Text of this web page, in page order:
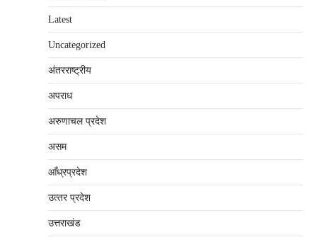
Latest
Uncategorized
अंतरराष्‍ट्रीय
अपराध
अरुणाचल प्रदेश
असम
आँध्रप्रदेश
उत्‍तर प्रदेश
उत्तराखंड